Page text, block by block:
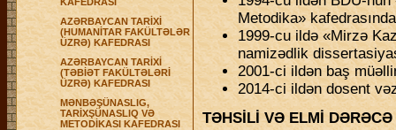
AZƏRBAYCAN TARİXİ
(HUMANİTAR FAKÜLTƏLƏR
ÜZRƏ) KAFEDRASI
AZƏRBAYCAN TARİXİ
(TƏBİƏT FAKÜLTƏLƏRİ
ÜZRƏ) KAFEDRASI
MƏNBƏŞÜNASLIG,
TARİXŞÜNASLIQ VƏ
METODİKASI KAFEDRASI
Metodika»
1999-cu ildə «Mirzə
namizədlik
2001-ci ildən baş
2014-ci ildən dosent
TƏHSİLİ VƏ ELMİ DƏRƏCƏ